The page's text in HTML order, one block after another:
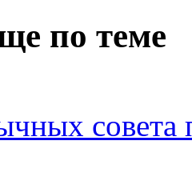
по теме
совета